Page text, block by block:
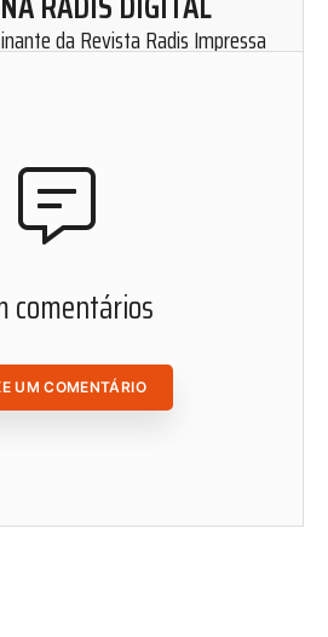
da Revista Radis Impressa
comentários
UM COMENTÁRIO